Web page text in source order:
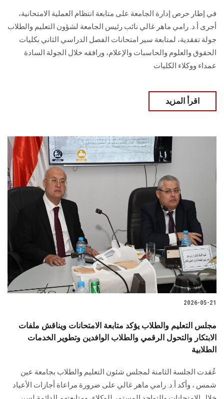
في إطار حرص إدارة الجامعة على متابعة انتظام العملية الامتحانية،
أجرى أ.د. رامي ماهر غالي نائب رئيس الجامعة لشؤون التعليم والطلاب
جولة تفقدية، لمتابعة سير امتحانات الفصل الدراسي الثاني بكليات
الحقوق والعلوم والحاسبات والإعلام، ورافقه خلال الجولة السادة
عمداء ووكلاء الكليات
اقرأ المزيد
2026-05-21
مجلس التعليم والطلاب يؤكد متابعة الامتحانات ويناقش ملفات
الابتكار والتحول الرقمي والطلاب الوافدين وتطوير الخدمات
الطلابية
عُقدت الجلسة الثامنة لمجلس شئون التعليم والطلاب بجامعة عين
شمس ، وأكد أ.د. رامي ماهر غالي على ضرورة مراعاة أجازات الأعياد